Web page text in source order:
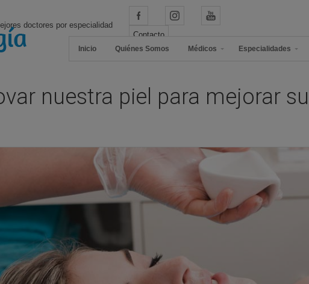
doctores por especialidad
Contacto
Inicio Quiénes Somos Médicos Especialidades
nuestra piel para mejorar